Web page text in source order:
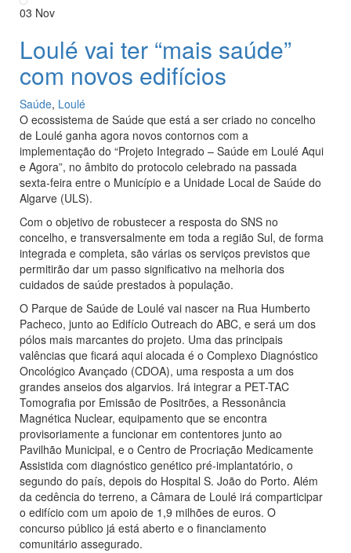
03 Nov
Loulé vai ter “mais saúde”
com novos edifícios
Saúde, Loulé
O ecossistema de Saúde que está a ser criado no concelho
de Loulé ganha agora novos contornos com a
implementação do “Projeto Integrado – Saúde em Loulé Aqui
e Agora”, no âmbito do protocolo celebrado na passada
sexta-feira entre o Município e a Unidade Local de Saúde do
Algarve (ULS).
Com o objetivo de robustecer a resposta do SNS no
concelho, e transversalmente em toda a região Sul, de forma
integrada e completa, são várias os serviços previstos que
permitirão dar um passo significativo na melhoria dos
cuidados de saúde prestados à população.
O Parque de Saúde de Loulé vai nascer na Rua Humberto
Pacheco, junto ao Edifício Outreach do ABC, e será um dos
pólos mais marcantes do projeto. Uma das principais
valências que ficará aqui alocada é o Complexo Diagnóstico
Oncológico Avançado (CDOA), uma resposta a um dos
grandes anseios dos algarvios. Irá integrar a PET-TAC
Tomografia por Emissão de Positrões, a Ressonância
Magnética Nuclear, equipamento que se encontra
provisoriamente a funcionar em contentores junto ao
Pavilhão Municipal, e o Centro de Procriação Medicamente
Assistida com diagnóstico genético pré-implantatório, o
segundo do país, depois do Hospital S. João do Porto. Além
da cedência do terreno, a Câmara de Loulé irá comparticipar
o edifício com um apoio de 1,9 milhões de euros. O
concurso público já está aberto e o financiamento
comunitário assegurado.